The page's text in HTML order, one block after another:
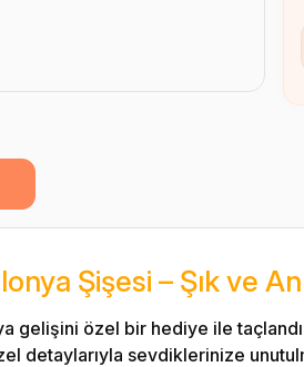
Şişesi – Şık ve
gelişini özel bir hediye ile
detaylarıyla sevdiklerinize